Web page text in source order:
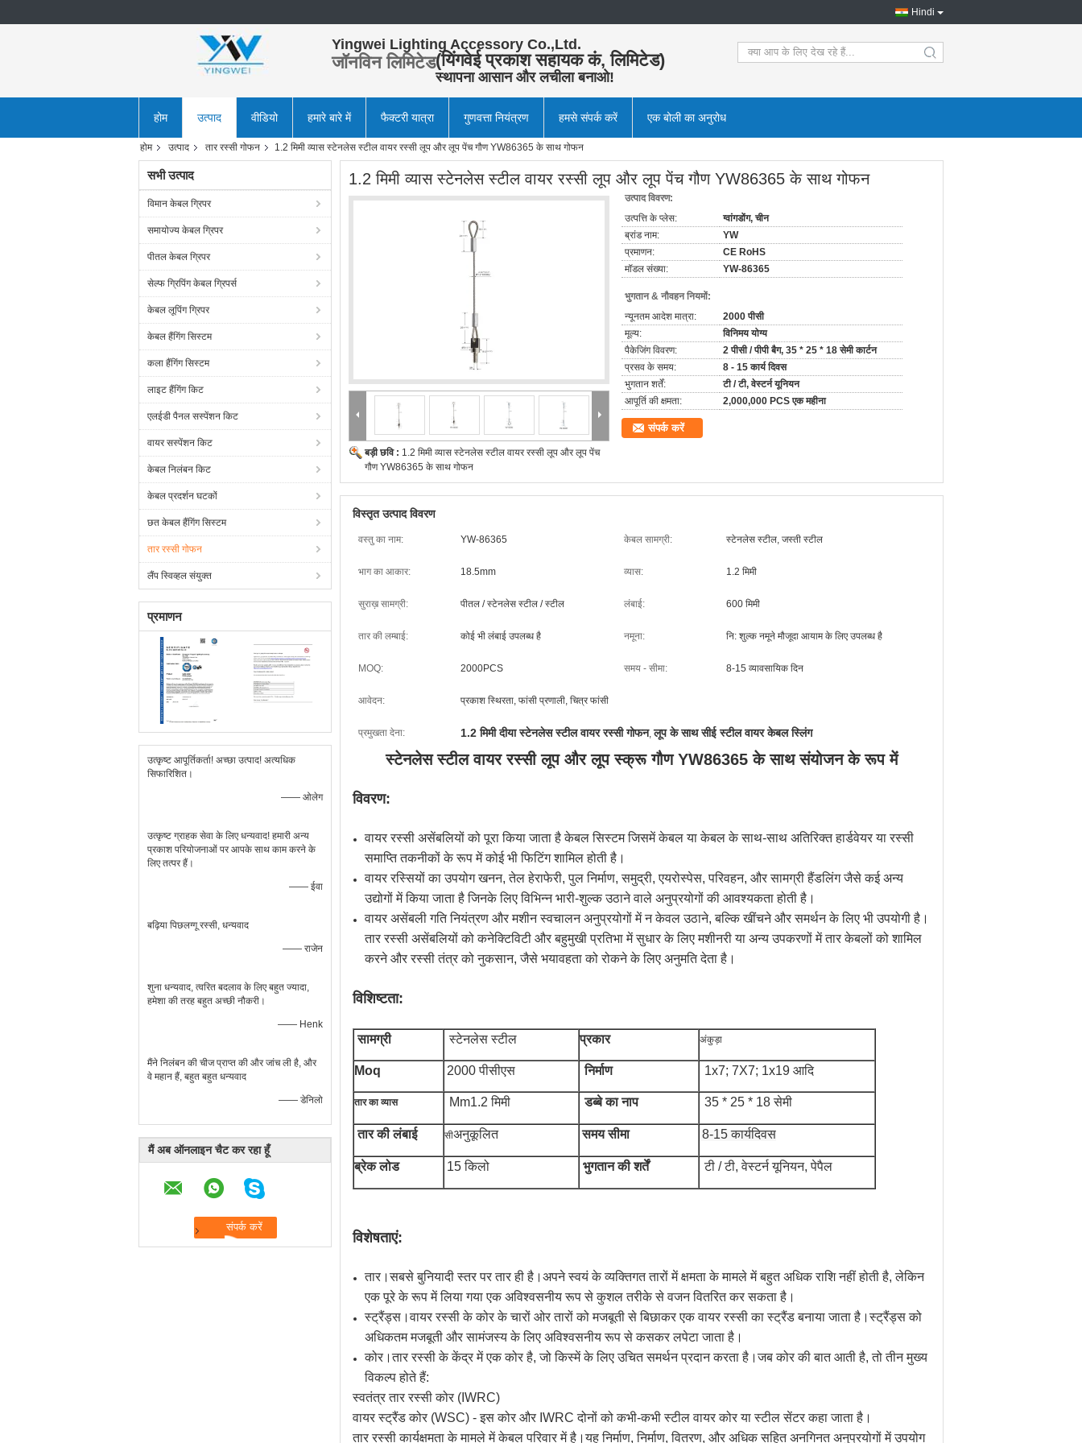
Hindi
Yingwei Lighting Accessory Co.,Ltd.
जॉनविन लिमिटेड(यिंगवेई प्रकाश सहायक कं, लिमिटेड)
स्थापना आसान और लचीला बनाओ!
search
होम उत्पाद वीडियो हमारे बारे में फैक्टरी यात्रा गुणवत्ता नियंत्रण हमसे संपर्क करें एक बोली का अनुरोध
होम उत्पाद तार रस्सी गोफन 1.2 मिमी व्यास स्टेनलेस स्टील वायर रस्सी लूप और लूप पेंच गौण YW86365 के साथ गोफन
सभी उत्पाद
विमान केबल ग्रिपर
समायोज्य केबल ग्रिपर
पीतल केबल ग्रिपर
सेल्फ ग्रिपिंग केबल ग्रिपर्स
केबल लूपिंग ग्रिपर
केबल हैंगिंग सिस्टम
कला हैंगिंग सिस्टम
लाइट हैंगिंग किट
एलईडी पैनल सस्पेंशन किट
वायर सस्पेंशन किट
केबल निलंबन किट
केबल प्रदर्शन घटकों
छत केबल हैंगिंग सिस्टम
तार रस्सी गोफन
लैंप स्विव्हल संयुक्त
प्रमाणन
उत्कृष्ट आपूर्तिकर्ता! अच्छा उत्पाद! अत्यधिक
सिफारिशित।
—— ओलेग
उत्कृष्ट ग्राहक सेवा के लिए धन्यवाद! हमारी अन्य
प्रकाश परियोजनाओं पर आपके साथ काम करने के
लिए तत्पर हैं।
—— ईवा
बढ़िया पिछलग्गू रस्सी, धन्यवाद
—— राजेन
शुना धन्यवाद, त्वरित बदलाव के लिए बहुत ज्यादा,
हमेशा की तरह बहुत अच्छी नौकरी।
—— Henk
मैंने निलंबन की चीज प्राप्त की और जांच ली है, और
वे महान हैं, बहुत बहुत धन्यवाद
—— डेनिलो
मैं अब ऑनलाइन चैट कर रहा हूँ
1.2 मिमी व्यास स्टेनलेस स्टील वायर रस्सी लूप और लूप पेंच गौण YW86365 के साथ गोफन
बड़ी छवि : 1.2 मिमी व्यास स्टेनलेस स्टील वायर रस्सी लूप और लूप पेंच
गौण YW86365 के साथ गोफन
उत्पाद विवरण:
उत्पत्ति के प्लेस:
ग्वांगडोंग, चीन
ब्रांड नाम:
YW
प्रमाणन:
CE RoHS
मॉडल संख्या:
YW-86365
भुगतान & नौवहन नियमों:
न्यूनतम आदेश मात्रा:
2000 पीसी
मूल्य:
विनिमय योग्य
पैकेजिंग विवरण:
2 पीसी / पीपी बैग, 35 * 25 * 18 सेमी कार्टन
प्रसव के समय:
8 - 15 कार्य दिवस
भुगतान शर्तें:
टी / टी, वेस्टर्न यूनियन
आपूर्ति की क्षमता:
2,000,000 PCS एक महीना
संपर्क करें
विस्तृत उत्पाद विवरण
वस्तु का नाम: YW-86365 केबल सामग्री: स्टेनलेस स्टील, जस्ती स्टील
भाग का आकार: 18.5mm व्यास: 1.2 मिमी
सुराख़ सामग्री: पीतल / स्टेनलेस स्टील / स्टील लंबाई: 600 मिमी
तार की लम्बाई: कोई भी लंबाई उपलब्ध है नमूना: नि: शुल्क नमूने मौजूदा आयाम के लिए उपलब्ध है
MOQ: 2000PCS समय - सीमा: 8-15 व्यावसायिक दिन
आवेदन: प्रकाश स्थिरता, फांसी प्रणाली, चित्र फांसी
प्रमुखता देना: 1.2 मिमी दीया स्टेनलेस स्टील वायर रस्सी गोफन,लूप के साथ सीई स्टील वायर केबल स्लिंग
स्टेनलेस स्टील वायर रस्सी लूप और लूप स्क्रू गौण YW86365 के साथ संयोजन के रूप में
विवरण:
वायर रस्सी असेंबलियों को पूरा किया जाता है केबल सिस्टम जिसमें केबल या केबल के साथ-साथ अतिरिक्त हार्डवेयर या रस्सी
समाप्ति तकनीकों के रूप में कोई भी फिटिंग शामिल होती है।
वायर रस्सियों का उपयोग खनन, तेल हेराफेरी, पुल निर्माण, समुद्री, एयरोस्पेस, परिवहन, और सामग्री हैंडलिंग जैसे कई अन्य
उद्योगों में किया जाता है जिनके लिए विभिन्न भारी-शुल्क उठाने वाले अनुप्रयोगों की आवश्यकता होती है।
वायर असेंबली गति नियंत्रण और मशीन स्वचालन अनुप्रयोगों में न केवल उठाने, बल्कि खींचने और समर्थन के लिए भी उपयोगी है।
तार रस्सी असेंबलियों को कनेक्टिविटी और बहुमुखी प्रतिभा में सुधार के लिए मशीनरी या अन्य उपकरणों में तार केबलों को शामिल
करने और रस्सी तंत्र को नुकसान, जैसे भयावहता को रोकने के लिए अनुमति देता है।
विशिष्टता:
सामग्री स्टेनलेस स्टील प्रकार अंकुड़ा
Moq 2000 पीसीएस निर्माण 1x7; 7X7; 1x19 आदि
तार का व्यास Mm1.2 मिमी डब्बे का नाप 35 * 25 * 18 सेमी
तार की लंबाई सीअनुकूलित समय सीमा 8-15 कार्यदिवस
ब्रेक लोड 15 किलो भुगतान की शर्तें टी / टी, वेस्टर्न यूनियन, पेपैल
विशेषताएं:
तार।सबसे बुनियादी स्तर पर तार ही है।अपने स्वयं के व्यक्तिगत तारों में क्षमता के मामले में बहुत अधिक राशि नहीं होती है, लेकिन
एक पूरे के रूप में लिया गया एक अविश्वसनीय रूप से कुशल तरीके से वजन वितरित कर सकता है।
स्ट्रैंड्स।वायर रस्सी के कोर के चारों ओर तारों को मजबूती से बिछाकर एक वायर रस्सी का स्ट्रैंड बनाया जाता है।स्ट्रैंड्स को
अधिकतम मजबूती और सामंजस्य के लिए अविश्वसनीय रूप से कसकर लपेटा जाता है।
कोर।तार रस्सी के केंद्र में एक कोर है, जो किस्में के लिए उचित समर्थन प्रदान करता है।जब कोर की बात आती है, तो तीन मुख्य
विकल्प होते हैं:
स्वतंत्र तार रस्सी कोर (IWRC)
वायर स्ट्रैंड कोर (WSC) - इस कोर और IWRC दोनों को कभी-कभी स्टील वायर कोर या स्टील सेंटर कहा जाता है।
तार रस्सी कार्यक्षमता के मामले में केबल परिवार में है।यह निर्माण, निर्माण, वितरण, और अधिक सहित अनगिनत अनुप्रयोगों में उपयोग